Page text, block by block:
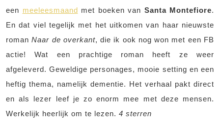
een meeleesmaand met boeken van Santa Montefiore.
En dat viel tegelijk met het uitkomen van haar nieuwste
romanNaar de overkant, die ik ook nog won met een FB
actie! Wat een prachtige roman heeft ze weer
afgeleverd. Geweldige personages, mooie setting en een
heftig thema, namelijk dementie. Het verhaal pakt direct
en als lezer leef je zo enorm mee met deze mensen.
Werkelijk heerlijk om te lezen. 4 sterren